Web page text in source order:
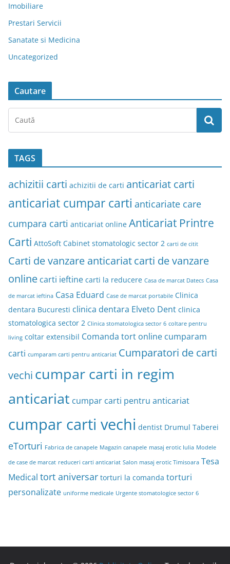
Imobiliare
Prestari Servicii
Sanatate si Medicina
Uncategorized
Cautare
TAGS
achizitii carti achizitii de carti anticariat carti
anticariat cumpar carti anticariate care
cumpara carti anticariat online Anticariat Printre
Carti AttoSoft Cabinet stomatologic sector 2 carti de citit
Carti de vanzare anticariatcarti de vanzare
online carti ieftine carti la reducere Casa de marcat Datecs Casa
de marcat ieftina Casa Eduard Case de marcat portabile Clinica
dentara Bucuresti clinica dentara Elveto Dent clinica
stomatologica sector 2 Clinica stomatologica sector 6 coltare pentru
living coltar extensibil Comanda tort online cumparam
carti cumparam carti pentru anticariat Cumparatori de carti
vechi cumpar carti in regim
anticariat cumpar carti pentru anticariat
cumpar carti vechi dentist Drumul Taberei
eTorturi Fabrica de canapele Magazin canapele masaj erotic Iulia Modele
de case de marcat reduceri carti anticariat Salon masaj erotic Timisoara Tesa
Medical tort aniversar torturi la comanda torturi
personalizate uniforme medicale Urgente stomatologice sector 6